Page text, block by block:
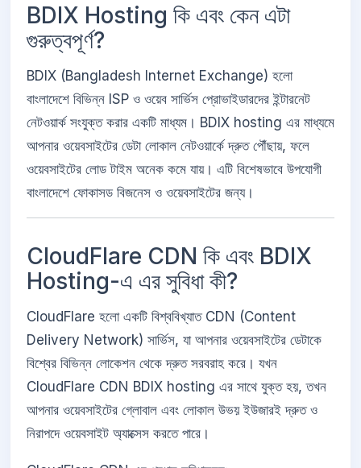
BDIX Hosting কি এবং কেন এটা
গুরুত্বপূর্ণ?
BDIX (Bangladesh Internet Exchange) হলো
বাংলাদেশে বিভিন্ন ISP ও ওয়েব সার্ভিস প্রোভাইডারদের ইন্টারনেট
নেটওয়ার্ক সংযুক্ত করার একটি মাধ্যম। BDIX hosting এর মাধ্যমে
আপনার ওয়েবসাইটের ডেটা লোকাল নেটওয়ার্কে দ্রুত পৌঁছায়, ফলে
ওয়েবসাইটের লোড টাইম অনেক কমে যায়। এটি বিশেষভাবে উপযোগী
বাংলাদেশে ফোকাসড বিজনেস ও ওয়েবসাইটের জন্য।
CloudFlare CDN কি এবং BDIX
Hosting-এ এর সুবিধা কী?
CloudFlare হলো একটি বিশ্ববিখ্যাত CDN (Content
Delivery Network) সার্ভিস, যা আপনার ওয়েবসাইটের ডেটাকে
বিশ্বের বিভিন্ন লোকেশন থেকে দ্রুত সরবরাহ করে। যখন
CloudFlare CDN BDIX hosting এর সাথে যুক্ত হয়, তখন
আপনার ওয়েবসাইটের গ্লোবাল এবং লোকাল উভয় ইউজারই দ্রুত ও
নিরাপদে ওয়েবসাইট অ্যাক্সেস করতে পারে।